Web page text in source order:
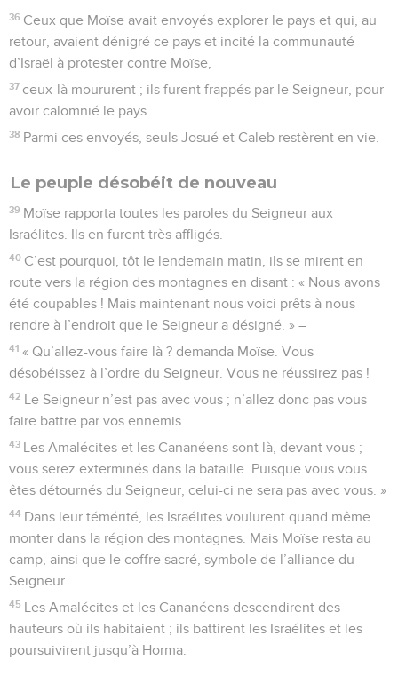
36 Ceux que Moïse avait envoyés explorer le pays et qui, au
retour, avaient dénigré ce pays et incité la communauté
d’Israël à protester contre Moïse,
37 ceux-là moururent ; ils furent frappés par le Seigneur, pour
avoir calomnié le pays.
38 Parmi ces envoyés, seuls Josué et Caleb restèrent en vie.
Le peuple désobéit de nouveau
39 Moïse rapporta toutes les paroles du Seigneur aux
Israélites. Ils en furent très affligés.
40 C’est pourquoi, tôt le lendemain matin, ils se mirent en
route vers la région des montagnes en disant : « Nous avons
été coupables ! Mais maintenant nous voici prêts à nous
rendre à l’endroit que le Seigneur a désigné. » –
41 « Qu’allez-vous faire là ? demanda Moïse. Vous
désobéissez à l’ordre du Seigneur. Vous ne réussirez pas !
42 Le Seigneur n’est pas avec vous ; n’allez donc pas vous
faire battre par vos ennemis.
43 Les Amalécites et les Cananéens sont là, devant vous ;
vous serez exterminés dans la bataille. Puisque vous vous
êtes détournés du Seigneur, celui-ci ne sera pas avec vous. »
44 Dans leur témérité, les Israélites voulurent quand même
monter dans la région des montagnes. Mais Moïse resta au
camp, ainsi que le coffre sacré, symbole de l’alliance du
Seigneur.
45 Les Amalécites et les Cananéens descendirent des
hauteurs où ils habitaient ; ils battirent les Israélites et les
poursuivirent jusqu’à Horma.